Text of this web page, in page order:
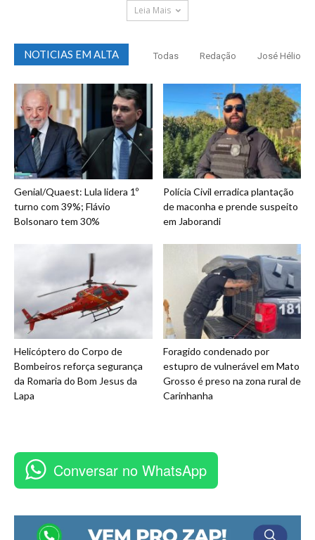
Leia Mais
NOTICIAS EM ALTA Todas Redação José Hélio
Genial/Quaest: Lula lidera 1º
turno com 39%; Flávio
Bolsonaro tem 30%
Polícia Civil erradica plantação
de maconha e prende suspeito
em Jaborandi
Helicóptero do Corpo de
Bombeiros reforça segurança
da Romaria do Bom Jesus da
Lapa
Foragido condenado por
estupro de vulnerável em Mato
Grosso é preso na zona rural de
Carinhanha
Conversar no WhatsApp